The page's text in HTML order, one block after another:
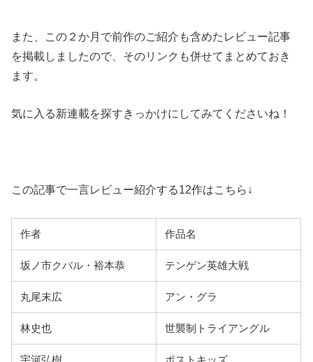
また、この２か月で前作のご紹介も含めたレビュー記事
を掲載しましたので、そのリンクも併せてまとめておき
ます。
気に入る新連載を探すきっかけにしてみてくださいね！
この記事で一言レビュー紹介する12作はこちら↓
作者 作品名
坂ノ市クバル・裕本恭 テンゲン英雄大戦
丸尾末広 アン・グラ
林史也 世襲制トライアングル
宇河弘樹 ポストキッズ